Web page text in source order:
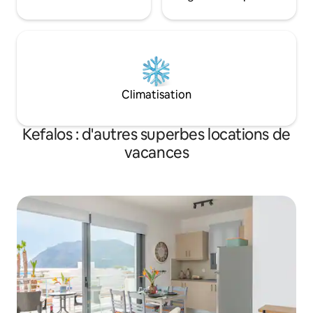
Climatisation
Kefalos : d'autres superbes locations de
vacances